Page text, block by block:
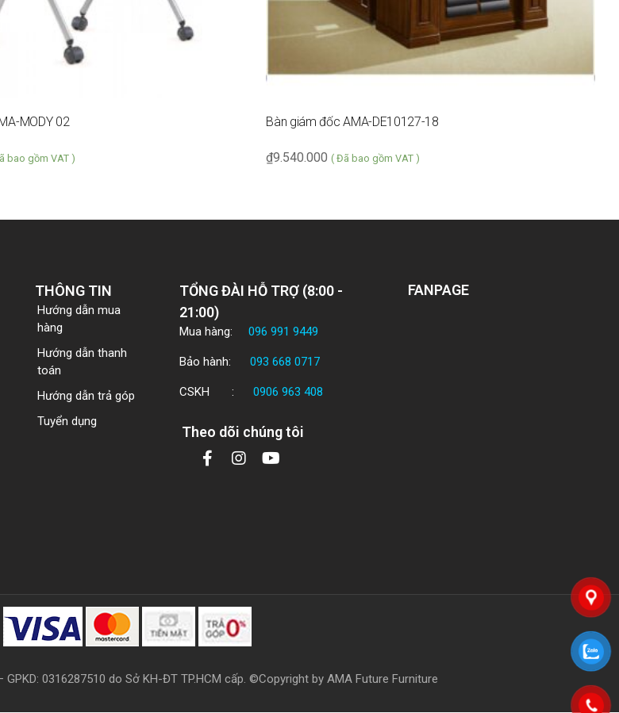
MODY 02
bao gồm VAT )
Bàn giám đốc AMA-DE10127-18
9.540.000
₫ ( Đã bao gồm VAT )
THÔNG TIN
Hướng dẫn mua
hàng
Hướng dẫn thanh
toán
Hướng dẫn trả góp
Tuyển dụng
TỔNG ĐÀI HỖ TRỢ (8:00 -
21:00)
Mua hàng: 096 991 9449
Bảo hành: 093 668 0717
CSKH : 0906 963 408
Theo dõi chúng tôi
FANPAGE
GPKD: 0316287510 do Sở KH-ĐT TP.HCM cấp. ©Copyright by AMA Future Furniture